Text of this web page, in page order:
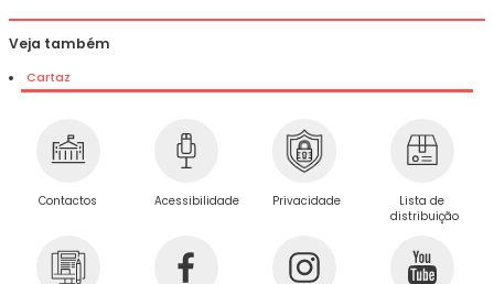
Veja também
Cartaz
Contactos Acessibilidade Privacidade
Lista de
distribuição